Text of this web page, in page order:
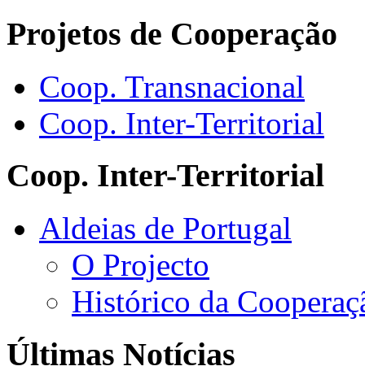
Projetos de Cooperação
Coop. Transnacional
Coop. Inter-Territorial
Coop. Inter-Territorial
Aldeias de Portugal
O Projecto
Histórico da
Últimas Notícias